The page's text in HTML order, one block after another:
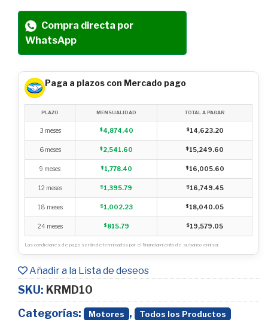
Compra directa por
WhatsApp
Paga a plazos con Mercado pago
PLAZO MENSUALIDAD TOTAL A PAGAR
3 meses $4,874.40 $14,623.20
6 meses $2,541.60 $15,249.60
9 meses $1,778.40 $16,005.60
12 meses $1,395.79 $16,749.45
18 meses $1,002.23 $18,040.05
24 meses $815.79 $19,579.05
Las condiciones de pago serán determinados por el financiamiento de su banco emisor.
Añadir a la Lista de deseos
SKU: KRMD10
Categorías:
Motores , Todos los Productos